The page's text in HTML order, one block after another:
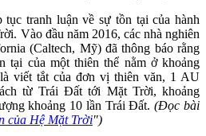
tục tranh luận về sự tồn tại của hành
Vào đầu năm 2016, các nhà nghiên
(Caltech, Mỹ) đã thông báo rằng
tại của một thiên thể nằm ở khoảng
viết tắt của đơn vị thiên văn, 1 AU
từ Trái Đất tới Mặt Trời, khoảng
khoảng 10 lần Trái Đất.(Đọc bài
của Hệ Mặt Trời")